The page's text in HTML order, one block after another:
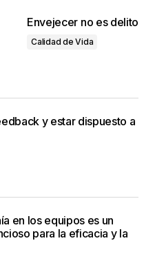
Envejecer no es delito
Calidad de Vida
y estar dispuesto a
en los equipos es un
para la eficacia y la